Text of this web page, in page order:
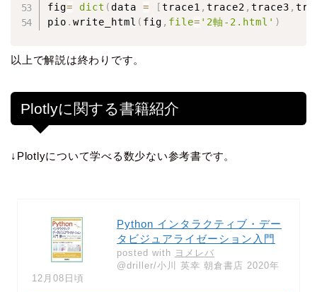
fig= dict (data = [trace1 , trace2 , trace3 ,
pio . write_html ( fig , file= '2軸-2.html' )
以上で解説は終わりです。
Plotlyに関する書籍紹介
↓Plotlyについて学べる数少ない参考書です。
Python インタラクティブ・デー
タビジュアライゼーション入門
posted with ヨメレバ
@driller/小川 英幸 朝倉書店 2020年
12月08日頃